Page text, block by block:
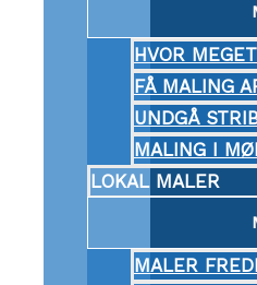
HVOR
FÅ MALING
UNDGÅ
MALING I
LOKAL MALER
MALER